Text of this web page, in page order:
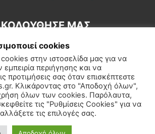
ΜΑΣ
Πολιτική Διεθνή Κοινωνία
Αφιερώματα
cookies
στην ιστοσελίδα μας για να
περιήγησης και να
προτιμήσεις σας όταν επισκέπτεστε
Κλικάροντας στο "Αποδοχή όλων",
όλων των cookies. Παρόλαυτα,
τις "Ρυθμίσεις Cookies" για να
τις επιλογές σας.